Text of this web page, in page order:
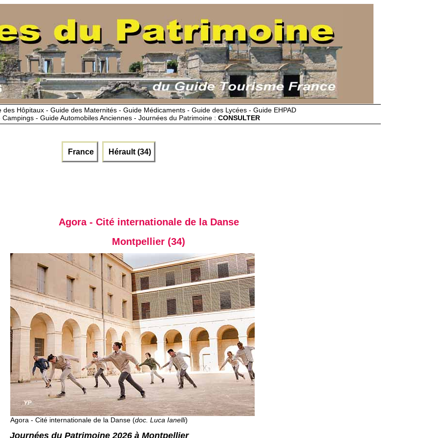
Hôpitaux - Guide des Maternités - Guide Médicaments - Guide des Lycées - Guide EHPAD
- Guide Automobiles Anciennes - Journées du Patrimoine : CONSULTER
France Hérault (34)
Agora - Cité internationale de la Danse
Montpellier (34)
Agora - Cité internationale de la Danse (doc. Luca Ianelli)
Journées du Patrimoine 2026 à Montpellier